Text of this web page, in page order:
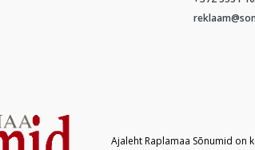
Ajaleht Raplamaa Sõnumid on